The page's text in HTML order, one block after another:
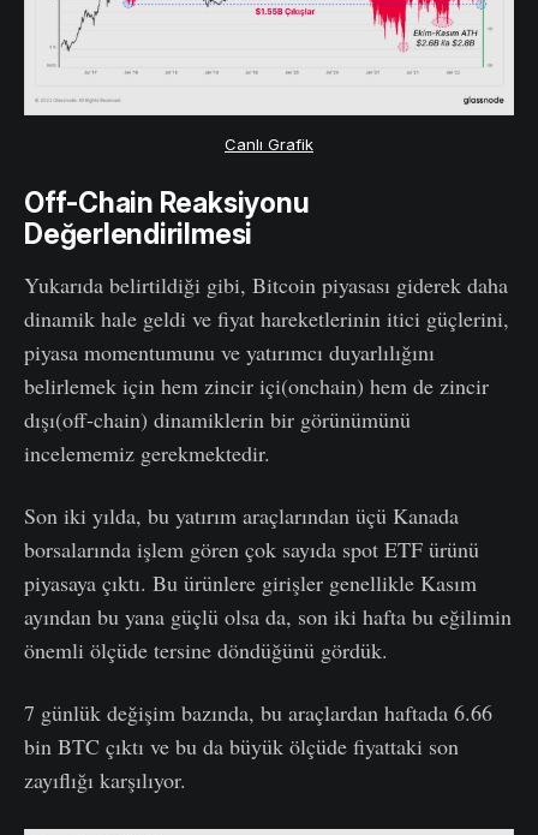
Canlı Grafik
Off-Chain Reaksiyonu
Değerlendirilmesi
Yukarıda belirtildiği gibi, Bitcoin piyasası giderek daha
dinamik hale geldi ve fiyat hareketlerinin itici güçlerini,
piyasa momentumunu ve yatırımcı duyarlılığını
belirlemek için hem zincir içi(onchain) hem de zincir
dışı(off-chain) dinamiklerin bir görünümünü
incelememiz gerekmektedir.
Son iki yılda, bu yatırım araçlarından üçü Kanada
borsalarında işlem gören çok sayıda spot ETF ürünü
piyasaya çıktı. Bu ürünlere girişler genellikle Kasım
ayından bu yana güçlü olsa da, son iki hafta bu eğilimin
önemli ölçüde tersine döndüğünü gördük.
7 günlük değişim bazında, bu araçlardan haftada 6.66
bin BTC çıktı ve bu da büyük ölçüde fiyattaki son
zayıflığı karşılıyor.